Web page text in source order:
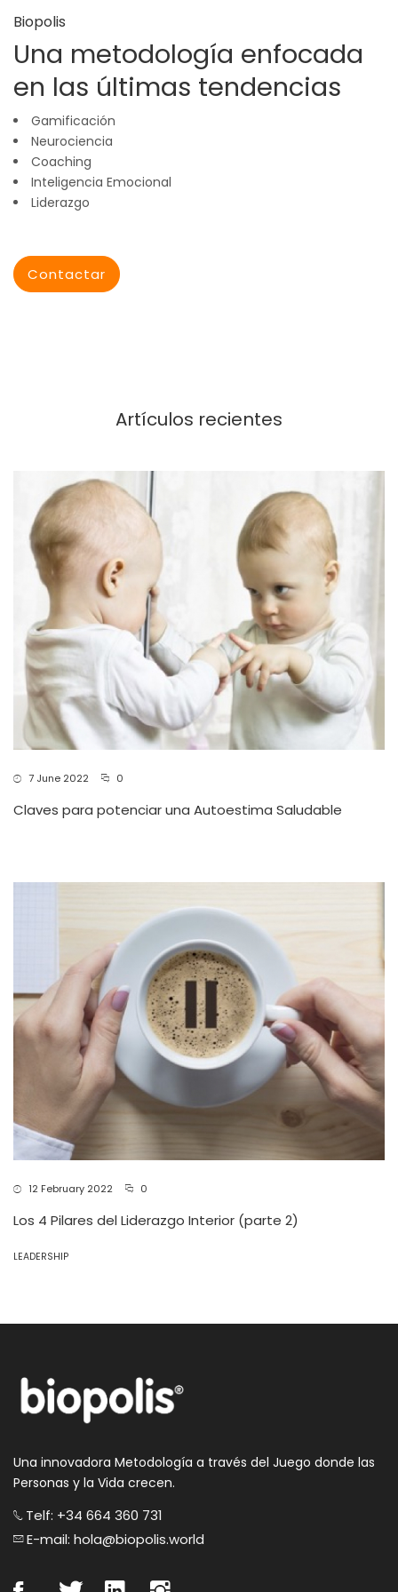
Biopolis
Una metodología enfocada
en las últimas tendencias
Gamificación
Neurociencia
Coaching
Inteligencia Emocional
Liderazgo
Contactar
Artículos recientes
7 June 2022 0
Claves para potenciar una Autoestima Saludable
12 February 2022 0
Los 4 Pilares del Liderazgo Interior (parte 2)
LEADERSHIP
Una innovadora Metodología a través del Juego donde las
Personas y la Vida crecen.
Telf: +34 664 360 731
E-mail: hola@biopolis.world